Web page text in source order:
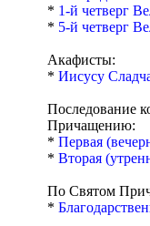
* 1-й четверг
* 5-й четверг
Акафисты:
* Иисусу
Последование
Причащению:
* Первая
* Вторая
По Святом
*